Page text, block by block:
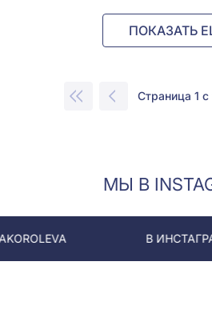
ПОКАЗАТЬ
Страница 1 с
МЫ В
В ИНСТАГРАМ